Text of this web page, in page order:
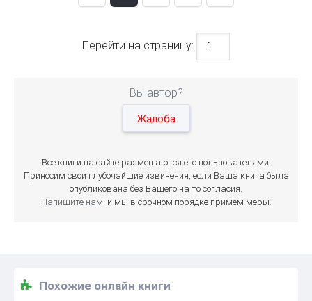
Перейти на страницу:
Вы автор?
Жалоба
Все книги на сайте размещаются его пользователями.
Приносим свои глубочайшие извинения, если Ваша книга была
опубликована без Вашего на то согласия.
Напишите нам , и мы в срочном порядке примем меры.
Похожие онлайн книги